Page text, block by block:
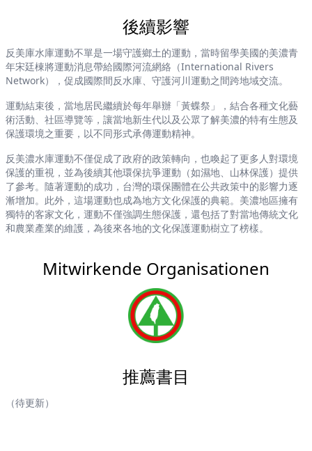
後續影響
反美庫水庫運動不單是一場守護鄉土的運動，當時留學美國的美濃青
年宋廷棟將運動消息帶給國際河流網絡（International Rivers
Network），促成國際間反水庫、守護河川運動之間跨地域交流。
運動結束後，當地居民繼續於每年舉辦「黃蝶祭」，結合各種文化藝
術活動、社區導覽等，讓當地新生代以及公眾了解美濃的特有生態及
保護環境之重要，以不同形式承傳運動精神。
反美濃水庫運動不僅促成了政府的政策轉向，也喚起了更多人對環境
保護的重視，並為後續其他環保抗爭運動（如濕地、山林保護）提供
了參考。隨著運動的成功，台灣的環保團體在公共政策中的影響力逐
漸增加。此外，這場運動也成為地方文化保護的典範。美濃地區擁有
獨特的客家文化，運動不僅強調生態保護，還包括了對當地傳統文化
和農業產業的維護，為後來各地的文化保護運動樹立了榜樣。
Mitwirkende Organisationen
推薦書目
（待更新）